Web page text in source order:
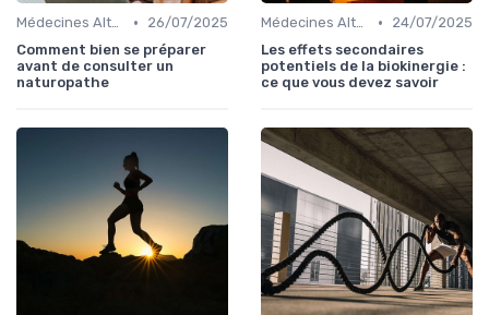
Médecines Alternatives •
26/07/2025
Comment bien se préparer
avant de consulter un
naturopathe
Médecines Alternatives •
24/07/2025
Les effets secondaires
potentiels de la biokinergie :
ce que vous devez savoir